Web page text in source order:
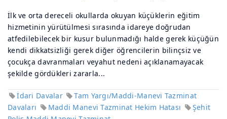
İlk ve orta dereceli okullarda okuyan küçüklerin eğitim
hizmetinin yürütülmesi sırasında idareye doğrudan
atfedilebilecek bir kusur bulunmadığı halde gerek küçüğün
kendi dikkatsizliği gerek diğer öğrencilerin bilinçsiz ve
çocukça davranmaları veyahut nedeni açıklanamayacak
şekilde gördükleri zararla...
İdari Davalar
Tam Yargı/Maddi-Manevi Tazminat
Davaları
Maddi Manevi Tazminat Hekim Hatası
Şehit